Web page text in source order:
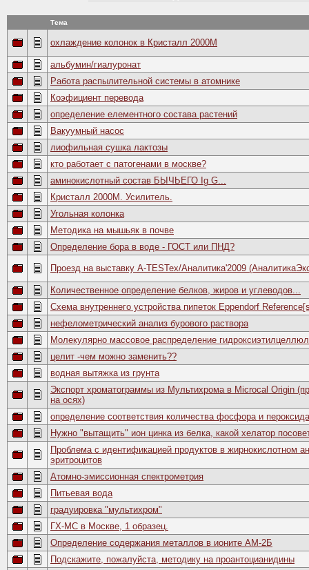
Тема
охлаждение колонок в Кристалл 2000М
альбумин/гиалуронат
Работа распылительной системы в атомнике
Коэфициент перевода
определение елементного состава растений
Вакуумный насос
лиофильная сушка лактозы
кто работает с патогенами в москве?
аминокислотный состав БЫЧЬЕГО Ig G...
Кристалл 2000М. Усилитель.
Угольная колонка
Методика на мышьяк в почве
Определение бора в воде - ГОСТ или ПНД?
Проезд на выставку A-TESTex/Аналитика'2009
Количественное определение белков, жиров и углеводов...
Схема внутреннего устройства пипеток Eppendorf
нефелометрический анализ бурового раствора
Молекулярно массовое распределение
целит -чем можно заменить??
водная вытяжка из грунта
Экспорт хроматограммы из Мультихрома в Microcal Origin
на осях)
определение соответствия количества фосфора и
Нужно "вытащить" ион цинка из белка, какой хелатор
Проблема с идентификацией продуктов в жирнокислотном
эритроцитов
Атомно-эмиссионная спектрометрия
Питьевая вода
градуировка "мультихром"
ГХ-МС в Москве, 1 образец.
Определение содержания металлов в ионите АМ-2Б
Подскажите, пожалуйста, методику на проантоцианидины